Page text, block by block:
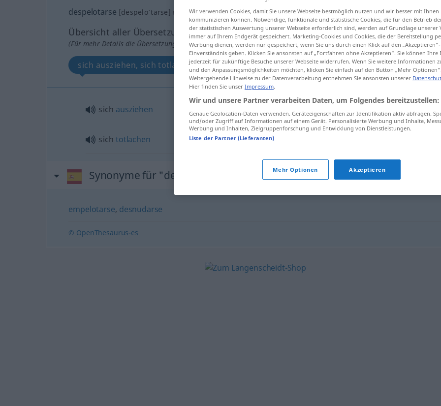
despelotarse [despeloˈtarse] v/r FAM
Übersicht aller Übersetzungen
(Für mehr Details die Übersetzung anklicken/antippen)
sich ausziehen, sich totlachen
sich ausziehen despelotarse (≈ desnudarse)
sichtotlachen
Synonyme für "despelotarse"
empelotarse, desnudarse
© OpenThesaurus-es
Wir verwenden Cookies, damit Sie unsere Webseite bestmöglich nutzen und wir besser mit Ihnen
kommunizieren können. Notwendige, funktionale und statistische Cookies, die für den Betrieb
der statistischen Auswertung unserer Webseite erforderlich sind, werden auf Grundlage unserer
immer auf Ihrem Endgerät gespeichert. Marketing-Cookies und Cookies, die der Bereitstellung
Werbung dienen, werden nur gespeichert, wenn Sie uns durch einen Klick auf den
Einverständnis geben. Klicken Sie ansonsten auf „Fortfahren ohne Akzeptieren“. Sie können Ihre
jederzeit für zukünftige Besuche unserer Webseite widerrufen. Wenn Sie weitere Informationen
und den Anpassungsmöglichkeiten möchten, klicken Sie einfach auf den Button „Mehr Optionen“.
Weitergehende Hinweise zu der Datenverarbeitung entnehmen Sie ansonsten unserer
Hier finden Sie unser Impressum.
Wir und unsere Partner verarbeiten Daten, um Folgendes bereitzustellen:
Genaue Geolocation-Daten verwenden. Geräteeigenschaften zur Identifikation aktiv abfragen.
und/oder Zugriff auf Informationen auf einem Gerät. Personalisierte Werbung und Inhalte,
Werbung und Inhalten, Zielgruppenforschung und Entwicklung von Dienstleistungen.
Liste der Partner (Lieferanten)
Mehr Optionen Akzeptieren